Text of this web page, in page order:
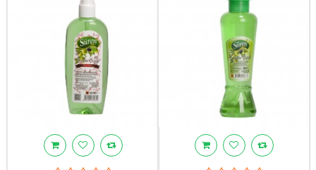
Güzellik Ürünleri
İndirimli Ürünler
Karşılaştır